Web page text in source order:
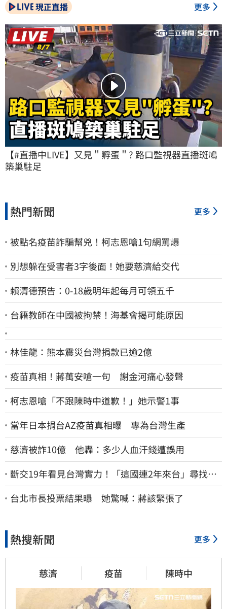
現正直播 更多
【#直播中LIVE】又見＂孵蛋＂? 路口監視器直播斑鳩
築巢駐足
熱門新聞 更多
被點名疫苗詐騙幫兇！柯志恩嗆1句網罵爆
別想躲在受害者3字後面！她要慈濟給交代
賴清德預告：0-18歲明年起每月可領五千
台籍教師在中國被拘禁！海基會揭可能原因
林佳龍：熊本震災台灣捐款已逾2億
疫苗真相！蔣萬安嗆一句 謝金河痛心發聲
柯志恩嗆「不跟陳時中道歉！」她示警1事
當年日本捐台AZ疫苗真相曝 專為台灣生產
慈濟被詐10億 他轟：多少人血汗錢遭誤用
斷交19年看見台灣實力！「這國連2年來台」尋找商
機
台北市長投票結果曝 她驚喊：蔣該緊張了
熱搜新聞 更多
慈濟 疫苗 陳時中